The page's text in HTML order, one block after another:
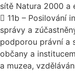
sítě Natura 2000 a
 11b – Posilování
správy a
podporou právní a
občany a
a muzea,